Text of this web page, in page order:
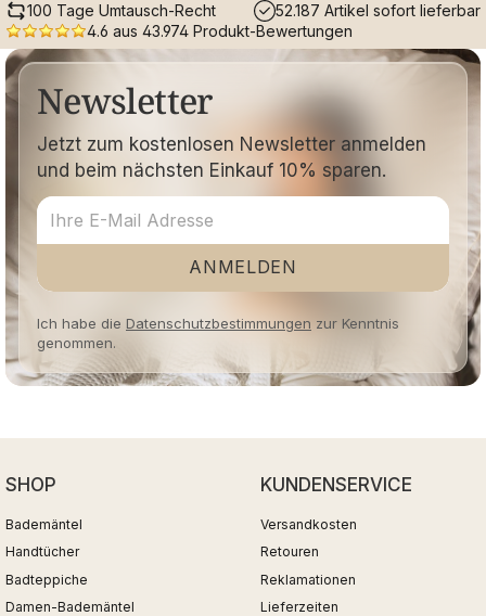
100 Tage Umtausch-Recht
52.187 Artikel sofort lieferbar
4.6 aus 43.974 Produkt-Bewertungen
Newsletter
Jetzt zum kostenlosen Newsletter anmelden
und beim nächsten Einkauf 10% sparen.
ANMELDEN
Ich habe die Datenschutzbestimmungen zur Kenntnis
genommen.
SHOP
Bademäntel
Handtücher
Badteppiche
Damen-Bademäntel
KUNDENSERVICE
Versandkosten
Retouren
Reklamationen
Lieferzeiten